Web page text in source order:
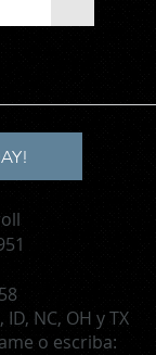
NC, OH y TX
o escriba: